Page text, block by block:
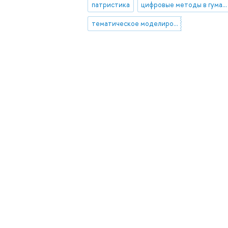
патристика цифровые методы в гуманитарных науках
тематическое моделирование